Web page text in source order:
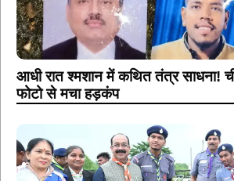
आधी रात श्मशान में कथित तंत्र साधना!
फोटो से मचा हड़कंप